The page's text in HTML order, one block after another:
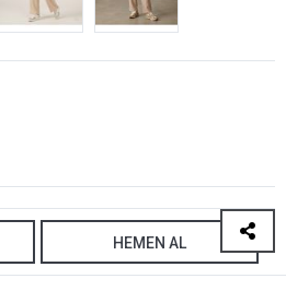
HEMEN AL